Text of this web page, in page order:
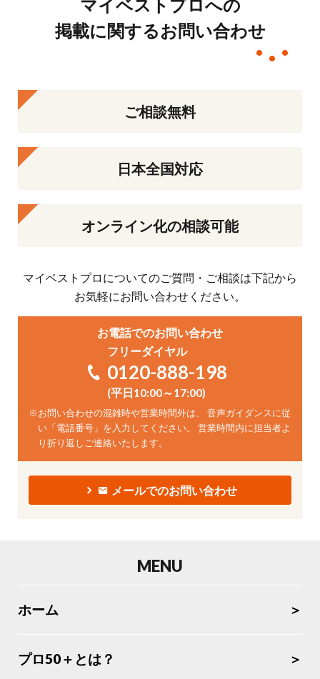
マイベストプロへの
掲載に関するお問い合わせ
ご相談無料
日本全国対応
オンライン化の相談可能
マイベストプロについてのご質問・ご相談は下記から
お気軽にお問い合わせください。
お電話でのお問い合わせ
フリーダイヤル
0120-888-198
(平日10:00～17:00)
※お問い合わせの混雑時や営業時間外は、 音声ガイダンスに従
い「電話番号」を入力してください。 営業時間内に担当者よ
り折り返しご連絡いたします。
メールでのお問い合わせ
MENU
ホーム
プロ50＋とは？